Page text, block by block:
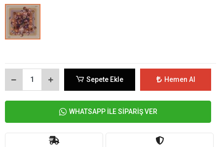
Sepete Ekle Hemen Al
WHATSAPP İLE SİPARİŞ VER